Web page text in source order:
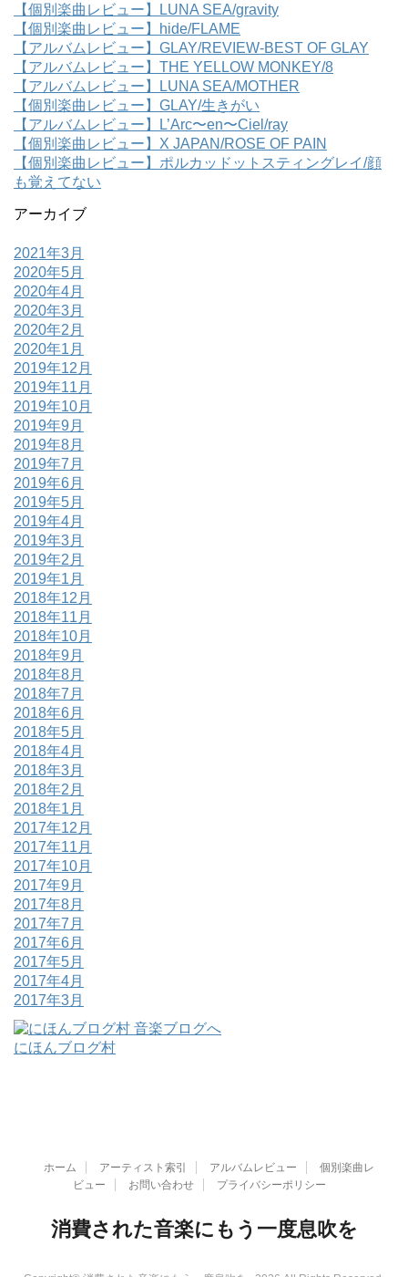
【個別楽曲レビュー】LUNA SEA/gravity
【個別楽曲レビュー】hide/FLAME
【アルバムレビュー】GLAY/REVIEW-BEST OF GLAY
【アルバムレビュー】THE YELLOW MONKEY/8
【アルバムレビュー】LUNA SEA/MOTHER
【個別楽曲レビュー】GLAY/生きがい
【アルバムレビュー】L’Arc〜en〜Ciel/ray
【個別楽曲レビュー】X JAPAN/ROSE OF PAIN
【個別楽曲レビュー】ポルカッドットスティングレイ/顔
も覚えてない
アーカイブ
2021年3月
2020年5月
2020年4月
2020年3月
2020年2月
2020年1月
2019年12月
2019年11月
2019年10月
2019年9月
2019年8月
2019年7月
2019年6月
2019年5月
2019年4月
2019年3月
2019年2月
2019年1月
2018年12月
2018年11月
2018年10月
2018年9月
2018年8月
2018年7月
2018年6月
2018年5月
2018年4月
2018年3月
2018年2月
2018年1月
2017年12月
2017年11月
2017年10月
2017年9月
2017年8月
2017年7月
2017年6月
2017年5月
2017年4月
2017年3月
にほんブログ村
ホーム アーティスト索引 アルバムレビュー
個別楽曲レ
ビュー
お問い合わせ プライバシーポリシー
消費された音楽にもう一度息吹を